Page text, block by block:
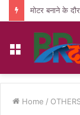
मोटर बनाने के
Menu
Home /